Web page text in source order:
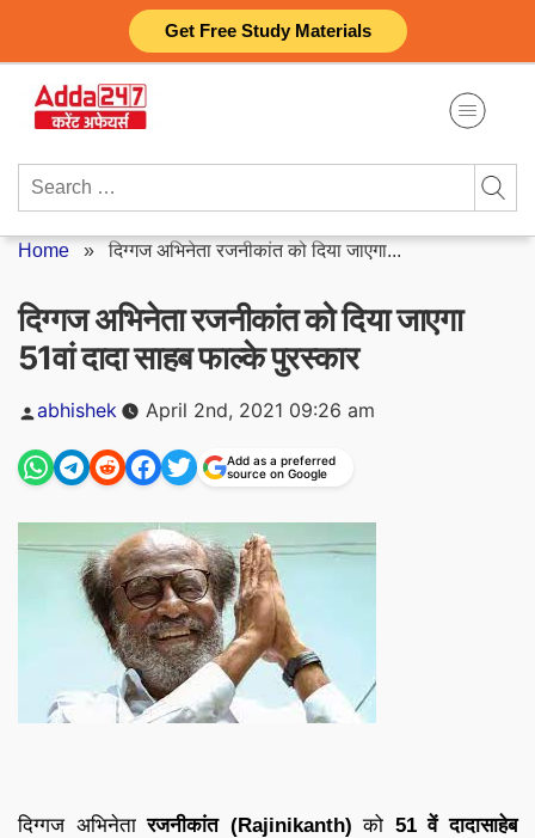
Get Free Study Materials
content
Search
Home »दिग्गज अभिनेता रजनीकांत को दिया जाएगा...
दिग्गज अभिनेता रजनीकांत को दिया जाएगा
51वां दादा साहब फाल्के पुरस्कार
Posted
by
abhishek April 2nd, 2021 09:26 am
Add as a preferred
source on Google
दिग्गज अभिनेतारजनीकांत (Rajinikanth) को 51 वें दादासाहेब